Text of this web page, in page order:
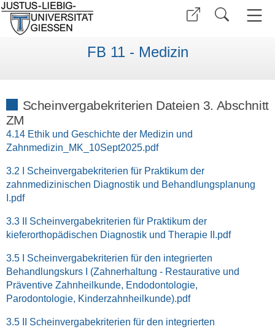
FB 11 - Medizin
Scheinvergabekriterien Dateien 3. Abschnitt
ZM
4.14 Ethik und Geschichte der Medizin und
Zahnmedizin_MK_10Sept2025.pdf
3.2 I Scheinvergabekriterien für Praktikum der
zahnmedizinischen Diagnostik und Behandlungsplanung
I.pdf
3.3 II Scheinvergabekriterien für Praktikum der
kieferorthopädischen Diagnostik und Therapie II.pdf
3.5 I Scheinvergabekriterien für den integrierten
Behandlungskurs I (Zahnerhaltung - Restaurative und
Präventive Zahnheilkunde, Endodontologie,
Parodontologie, Kinderzahnheilkunde).pdf
3.5 II Scheinvergabekriterien für den integrierten